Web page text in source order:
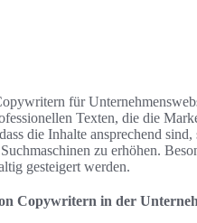
für
Texten, die die
die Inhalte ansprechend
zu erhöhen.
gesteigert werden.
Copywritern in der